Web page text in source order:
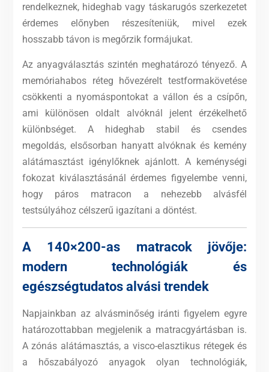
rendelkeznek, hideghab vagy táskarugós szerkezetet
érdemes előnyben részesíteniük, mivel ezek
hosszabb távon is megőrzik formájukat.
Az anyagválasztás szintén meghatározó tényező. A
memóriahabos réteg hővezérelt testformakövetése
csökkenti a nyomáspontokat a vállon és a csípőn,
ami különösen oldalt alvóknál jelent érzékelhető
különbséget. A hideghab stabil és csendes
megoldás, elsősorban hanyatt alvóknak és kemény
alátámasztást igénylőknek ajánlott. A keménységi
fokozat kiválasztásánál érdemes figyelembe venni,
hogy páros matracon a nehezebb alvásfél
testsúlyához célszerű igazítani a döntést.
A 140×200-as matracok jövője:
modern technológiák és
egészségtudatos alvási trendek
Napjainkban az alvásminőség iránti figyelem egyre
határozottabban megjelenik a matracgyártásban is.
A zónás alátámasztás, a visco-elasztikus rétegek és
a hőszabályozó anyagok olyan technológiák,